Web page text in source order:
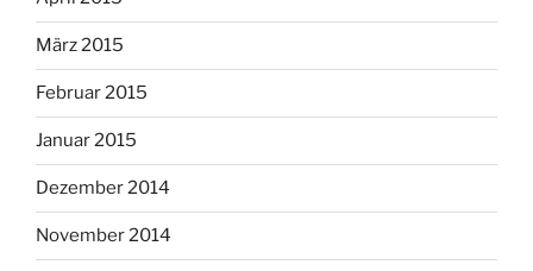
März 2015
Februar 2015
Januar 2015
Dezember 2014
November 2014